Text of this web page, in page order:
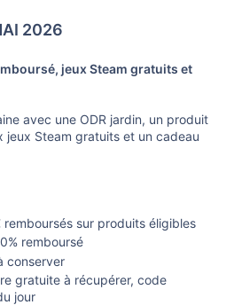
2026
jeux Steam gratuits et
avec une ODR jardin, un produit
jeux Steam gratuits et un cadeau
remboursés sur produits éligibles
remboursé
conserver
gratuite à récupérer, code
jour